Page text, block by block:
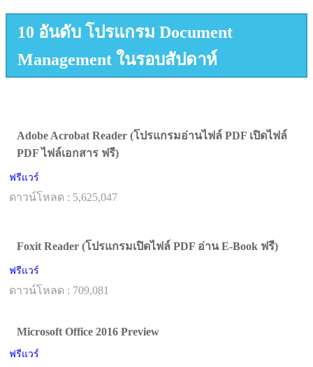
10 อันดับ โปรแกรม Document
Management ในรอบสัปดาห์
Adobe Acrobat Reader (โปรแกรมอ่านไฟล์ PDF เปิดไฟล์
PDF ไฟล์เอกสาร ฟรี)
ฟรีแวร์
ดาวน์โหลด : 5,625,047
Foxit Reader (โปรแกรมเปิดไฟล์ PDF อ่าน E-Book ฟรี)
ฟรีแวร์
ดาวน์โหลด : 709,081
Microsoft Office 2016 Preview
ฟรีแวร์